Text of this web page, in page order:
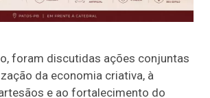
foram discutidas ações conjuntas
da economia criativa, à
e ao fortalecimento do